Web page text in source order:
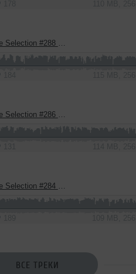
Guest Mix MOGUAI (Record Deep)
Guest Mix Wave Wave (Record Deep)
Mix Mike Williams (Record Deep)
ВСЕ ТРЕКИ